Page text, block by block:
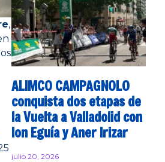
,
ALIMCO CAMPAGNOLO
conquista dos etapas de
la Vuelta a Valladolid con
Ion Eguía y Aner Irizar
julio 20, 2026